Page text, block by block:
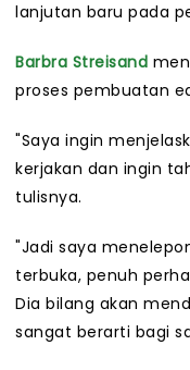
lanjutan baru pada
Barbra Streisand
proses pembuatan
"Saya ingin
kerjakan dan ingin
tulisnya.
"Jadi saya
terbuka, penuh
Dia bilang akan
sangat berarti bagi